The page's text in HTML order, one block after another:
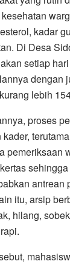
kadar
Di Desa
setiap
dengan
lebih
proses
pemeriksaan
antrean
itu, arsip
hilang,